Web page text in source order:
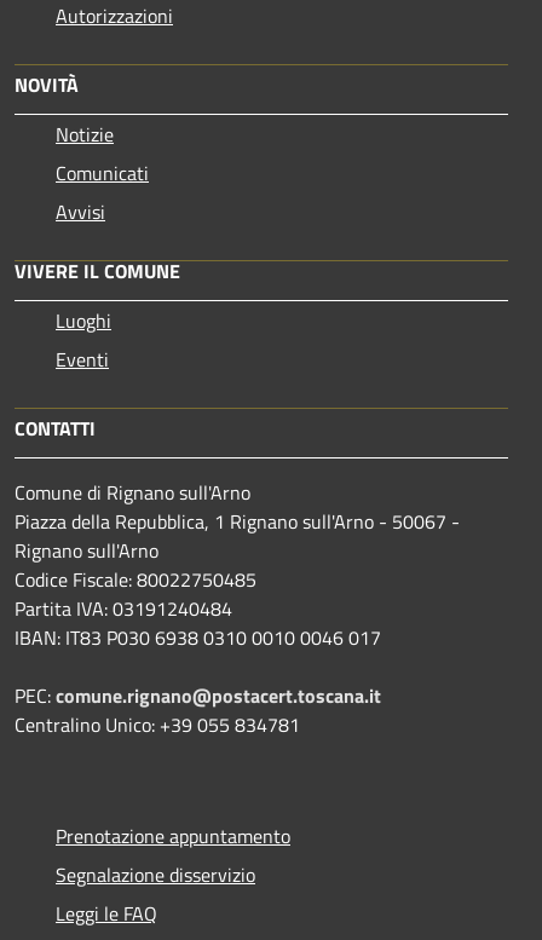
Autorizzazioni
NOVITÀ
Notizie
Comunicati
Avvisi
VIVERE IL COMUNE
Luoghi
Eventi
CONTATTI
Comune di Rignano sull'Arno
Piazza della Repubblica, 1 Rignano sull'Arno - 50067 -
Rignano sull'Arno
Codice Fiscale: 80022750485
Partita IVA: 03191240484
IBAN: IT83 P030 6938 0310 0010 0046 017
PEC:comune.rignano@postacert.toscana.it
Centralino Unico: +39 055 834781
Prenotazione appuntamento
Segnalazione disservizio
Leggi le FAQ